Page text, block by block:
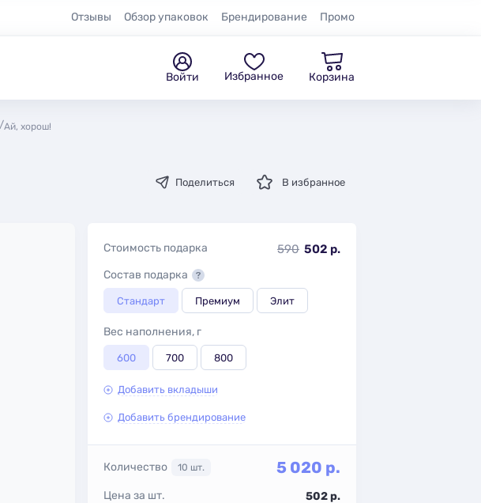
Отзывы Обзор упаковок Брендирование Промо
Войти Избранное Корзина
Ай, хорош!
Поделиться В избранное
Стоимость подарка 590 502 р.
Состав подарка
Стандарт Премиум Элит
Вес наполнения, г
600 700 800
Добавить вкладыши
Добавить брендирование
Количество 10 шт. 5 020 р.
Цена за шт. 502р.